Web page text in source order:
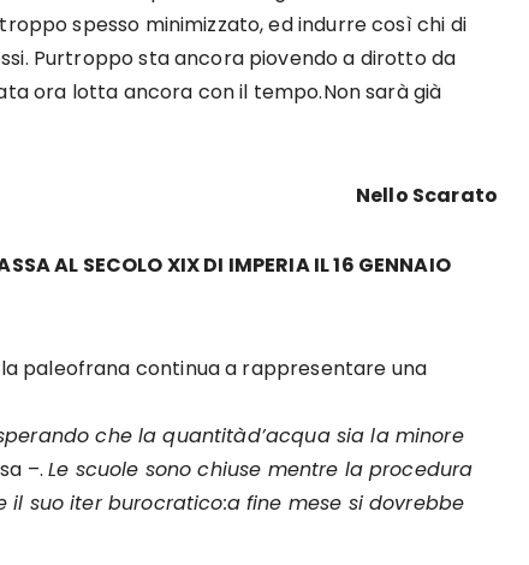
spesso minimizzato, ed indurre così chi di
Purtroppo sta ancora piovendo a dirotto da
ora lotta ancora con il tempo.Non sarà già
Nello Scarato
AL SECOLO XIX DI IMPERIA IL 16 GENNAIO
paleofrana continua a rappresentare una
che la quantitàd’acqua sia la minore
–.Le scuole sono chiuse mentre la procedura
il suo iter burocratico:a fine mese si dovrebbe